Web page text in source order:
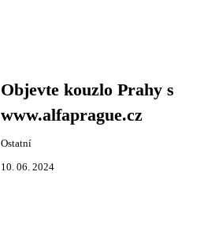
Objevte kouzlo Prahy s
www.alfaprague.cz
Ostatní
10. 06. 2024